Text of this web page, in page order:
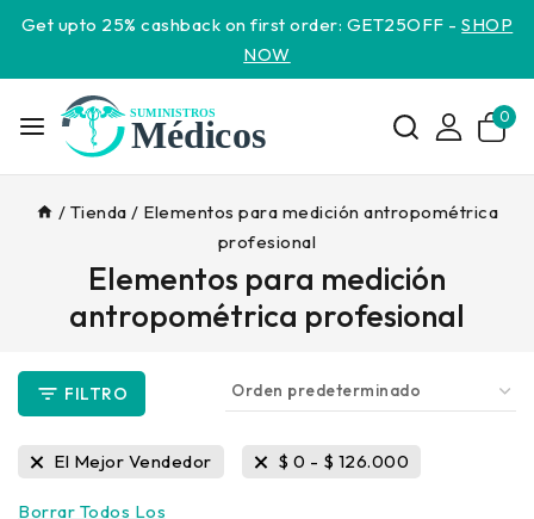
Get upto 25% cashback on first order: GET25OFF -SHOP
NOW
0
/ Tienda / Elementos para medición antropométrica
profesional
Elementos para medición
antropométrica profesional
FILTRO
El Mejor Vendedor $ 0 - $ 126.000
Borrar Todos Los